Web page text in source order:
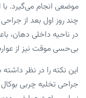
موضعی انجام می‌گیرد.
چند روز اول بعد از
در ناحیه داخلی دهان،
بی‌حسی موقت نیز از
این نکته را در نظر
جراحی تخلیه چربی